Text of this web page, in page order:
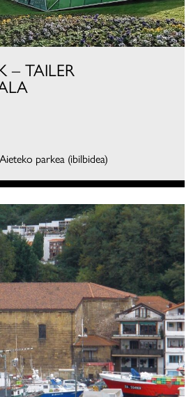
– TAILER
parkea (ibilbidea)